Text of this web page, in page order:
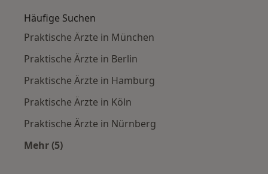
Häufige Suchen
Praktische Ärzte in München
Praktische Ärzte in Berlin
Praktische Ärzte in Hamburg
Praktische Ärzte in Köln
Praktische Ärzte in Nürnberg
Mehr (5)